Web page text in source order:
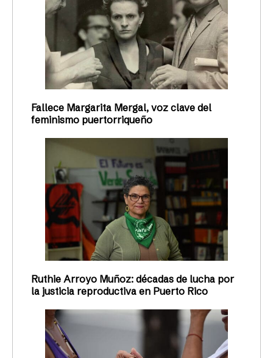
Fallece Margarita Mergal, voz clave del
feminismo puertorriqueño
Ruthie Arroyo Muñoz: décadas de lucha por
la justicia reproductiva en Puerto Rico